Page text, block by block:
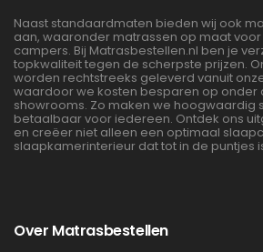
Naast standaardmaten bieden wij ook
aan, waaronder matrassen op maat
campers. Bij Matrasbestellen.nl ben je
topkwaliteit tegen de scherpste prijzen.
worden rechtstreeks geleverd vanuit
waardoor we kosten besparen op onder
showrooms. Zo maken we hoogwaardig
betaalbaar voor iedereen. Ontdek ons
en creëer niet alleen een optimaal
slaapkamerinterieur dat tot in de puntjes
Over Matrasbestellen